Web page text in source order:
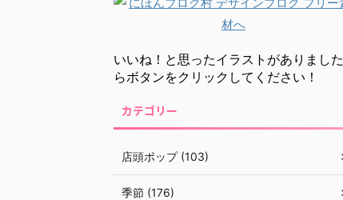
いいね！と思ったイラストがありました
らボタンをクリックしてください！
カテゴリー
店頭ポップ (103)
季節 (176)